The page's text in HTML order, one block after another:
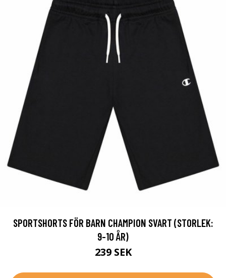
SPORTSHORTS FÖR BARN CHAMPION SVART (STORLEK:
9-10 ÅR)
239 SEK